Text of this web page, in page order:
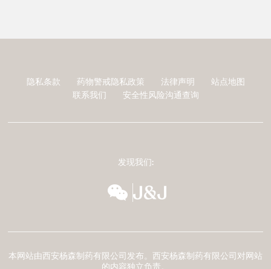
隐私条款 药物警戒隐私政策 法律声明
站点地图
联系我们
安全性风险沟通查询
发现我们:
wechat
本网站由西安杨森制药有限公司发布。西安杨森制药有限公司对网站
的内容独立负责。